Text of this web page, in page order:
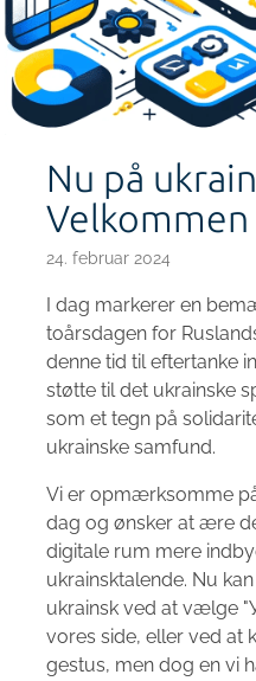
Nu på
24. februar 2024
I dag markerer en
toårsdagen for
denne tid til eftertanke
støtte til det ukrainske
som et tegn på
ukrainske samfund.
Vi er opmærksomme
dag og ønsker at ære
digitale rum mere
ukrainsktalende. Nu
ukrainsk ved at vælge
vores side, eller ved at
gestus, men dog en vi